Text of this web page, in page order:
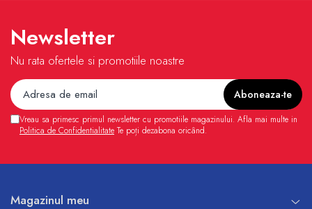
Newsletter
Nu rata ofertele si promotiile noastre
Vreau sa primesc primul newsletter cu promotiile magazinului. Afla mai multe in
Politica de Confidentialitate Te poți dezabona oricând.
Magazinul meu